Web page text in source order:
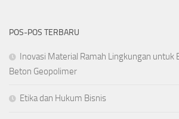
POS-POS TERBARU
Inovasi Material Ramah Lingkungan untuk
Beton Geopolimer
Etika dan Hukum Bisnis